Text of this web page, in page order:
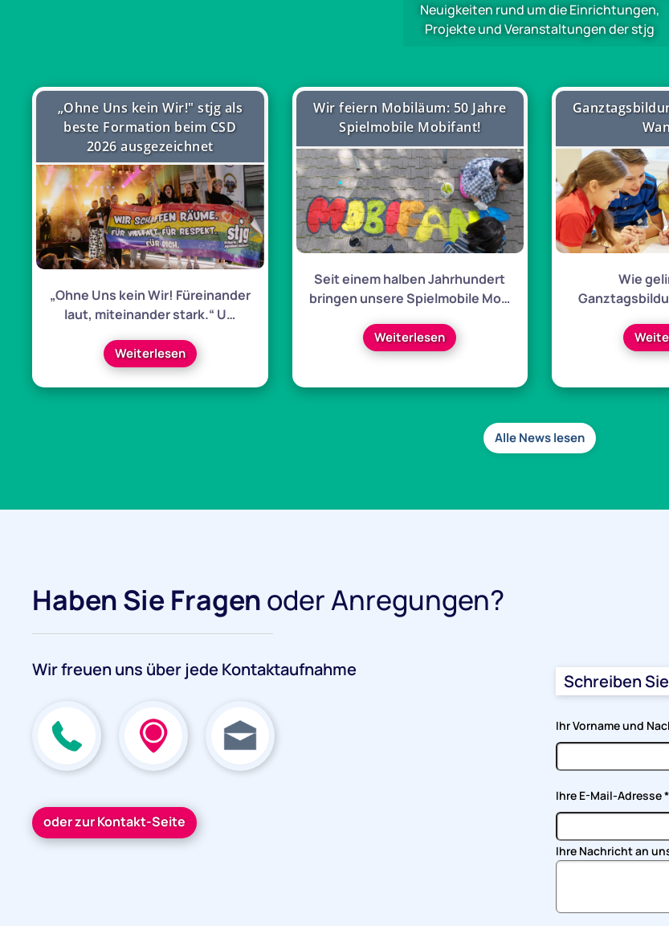
Neuigkeiten rund um die Einrichtungen,
Projekte und Veranstaltungen der stjg
„Ohne Uns kein Wir!" stjg als
beste Formation beim CSD
2026 ausgezeichnet
„Ohne Uns kein Wir! Füreinander
laut, miteinander stark.“ U…
Weiterlesen
Wir feiern Mobiläum: 50 Jahre
Spielmobile Mobifant!
Seit einem halben Jahrhundert
bringen unsere Spielmobile Mo…
Weiterlesen
Wie
Alle News lesen
Haben Sie Fragenoder Anregungen?
Wir freuen uns über jede Kontaktaufnahme
oder zur Kontakt-Seite
Schreiben
Ihr Vorname und
Ihre E-Mail-Adresse*
Ihre Nachricht an